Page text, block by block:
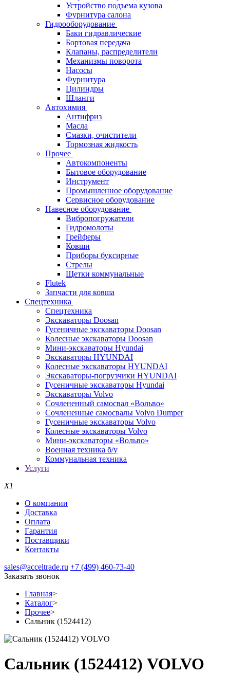
Устройство подъема кузова
Фурнитура салона
Гидрооборудование
Баки гидравлические
Бортовая передача
Клапаны, распределители
Механизмы поворота
Насосы
Фурнитура
Цилиндры
Шланги
Автохимия
Антифриз
Масла
Смазки, очистители
Тормозная жидкость
Прочее
Автокомпоненты
Бытовое оборудование
Инструмент
Промышленное оборудование
Сервисное оборудование
Навесное оборудование
Вибропогружатели
Гидромолоты
Грейферы
Ковши
Приборы буксирные
Стрелы
Щетки коммунальные
Flutek
Запчасти для ковша
Спецтехника
Спецтехника
Экскаваторы Doosan
Гусеничные экскаваторы Doosan
Колесные экскаваторы Doosan
Мини-экскаваторы Hyundai
Экскаваторы HYUNDAI
Колесные экскаваторы HYUNDAI
Экскаваторы-погрузчики HYUNDAI
Гусеничные экскаваторы Hyundai
Экскаваторы Volvo
Сочлененный самосвал «Вольво»
Сочлененные самосвалы Volvo Dumper
Гусеничные экскаваторы Volvo
Колесные экскаваторы Volvo
Мини-экскаваторы «Вольво»
Военная техника б/у
Коммунальная техника
Услуги
X1
О компании
Доставка
Оплата
Гарантия
Поставщики
Контакты
sales@acceltrade.ru +7 (499) 460-73-40
Заказать звонок
Главная>
Каталог>
Прочее>
Сальник (1524412)
Сальник (1524412) VOLVO